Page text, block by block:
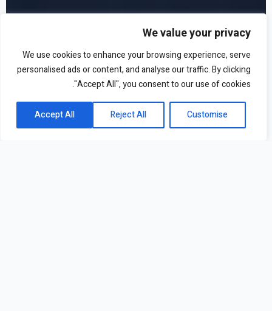
We value your privacy
We use cookies to enhance your browsing experience, serve
personalised ads or content, and analyse our traffic. By clicking
"Accept All", you consent to our use of cookies.
Customise
Reject All
Accept All